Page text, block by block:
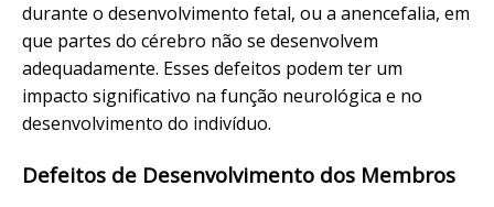
durante o desenvolvimento fetal, ou a anencefalia, em
que partes do cérebro não se desenvolvem
adequadamente. Esses defeitos podem ter um
impacto significativo na função neurológica e no
desenvolvimento do indivíduo.
Defeitos de Desenvolvimento dos Membros